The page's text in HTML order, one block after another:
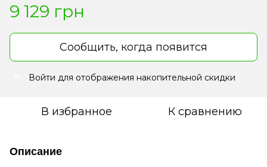
9 129 грн
Сообщить, когда появится
Войти для отображения накопительной скидки
В избранное К сравнению
Описание